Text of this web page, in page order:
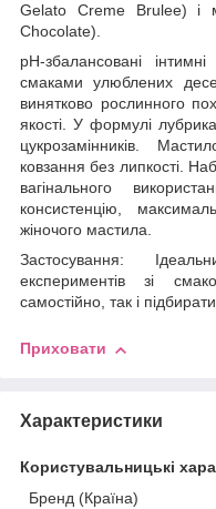
Gelato Creme Brulee) і
Chocolate).
рH-збалансовані
смаками улюблених
винятково рослинного
якості. У формулі
цукрозамінників.
ковзання без липкості.
вагінального
консистенцію,
жіночого мастила.
Застосування:
експериментів зі
самостійно, так і
Приховати
Характеристики
Користувальницькі
Бренд (Країна)